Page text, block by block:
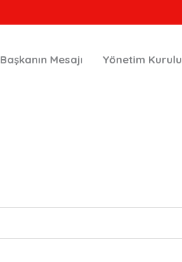
Başkanın Mesajı Yönetim Kurulu